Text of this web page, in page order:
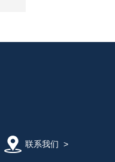
联系我们 >